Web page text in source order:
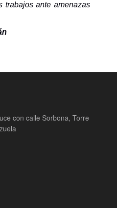
trabajos ante amenazas
con calle Sorbona, Torre